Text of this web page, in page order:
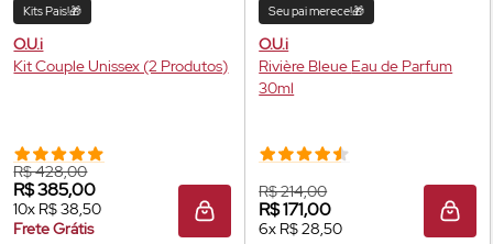
Kits Pais!🎁
O.U.i
Kit Couple Unissex (2 Produtos)
R$ 428,00
R$ 385,00
10x R$ 38,50
Frete Grátis
ADICIONAR À SACOLA
Seu pai merece!🎁
O.U.i
Rivière Bleue Eau de Parfum
30ml
R$ 214,00
R$ 171,00
6x R$ 28,50